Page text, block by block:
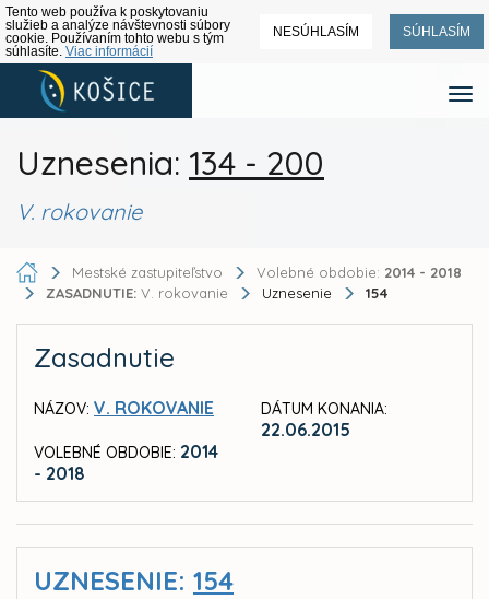
Tento web používa k poskytovaniu
služieb a analýze návštevnosti súbory
cookie. Používaním tohto webu s tým
súhlasíte. Viac informácií
NESÚHLASÍM SÚHLASÍM
Uznesenia: 134 - 200
V. rokovanie
Mestské zastupiteľstvo Volebné obdobie: 2014 - 2018
ZASADNUTIE: V. rokovanie Uznesenie 154
Zasadnutie
NÁZOV: V. ROKOVANIE
VOLEBNÉ OBDOBIE: 2014
- 2018
DÁTUM KONANIA:
22.06.2015
UZNESENIE: 154